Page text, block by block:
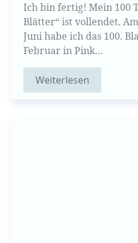
Ich bin fertig! Mein 100
Blätter“ ist vollendet.
Juni habe ich das 100.
Februar in Pink…
Weiterlesen